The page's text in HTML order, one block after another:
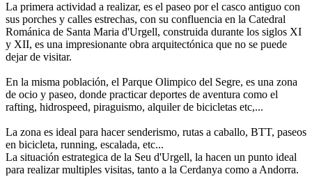
La primera actividad a realizar, es el paseo por el casco antiguo con
sus porches y calles estrechas, con su confluencia en la Catedral
Románica de Santa Maria d'Urgell, construida durante los siglos XI
y XII, es una impresionante obra arquitectónica que no se puede
dejar de visitar.
En la misma población, el Parque Olimpico del Segre, es una zona
de ocio y paseo, donde practicar deportes de aventura como el
rafting, hidrospeed, piraguismo, alquiler de bicicletas etc,...
La zona es ideal para hacer senderismo, rutas a caballo, BTT, paseos
en bicicleta, running, escalada, etc...
La situación estrategica de la Seu d'Urgell, la hacen un punto ideal
para realizar multiples visitas, tanto a la Cerdanya como a Andorra.